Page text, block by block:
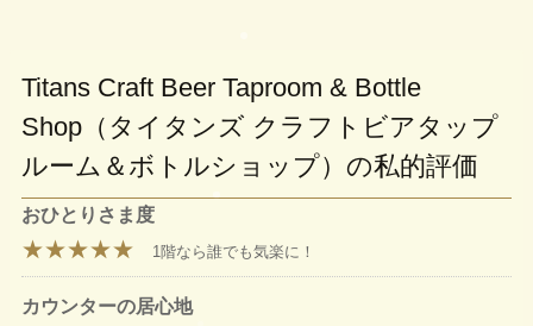
Titans Craft Beer Taproom & Bottle
Shop（タイタンズ クラフトビアタップ
ルーム＆ボトルショップ）の私的評価
おひとりさま度
★★★★★ 1階なら誰でも気楽に！
カウンターの居心地